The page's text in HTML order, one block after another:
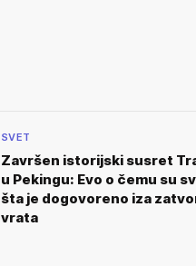
SVET
Završen istorijski susret
u Pekingu: Evo o čemu su
šta je dogovoreno iza
vrata